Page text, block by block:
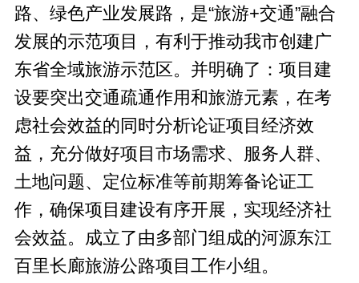
路、绿色产业发展路，是“旅游+交通”融合
发展的示范项目，有利于推动我市创建广
东省全域旅游示范区。并明确了：项目建
设要突出交通疏通作用和旅游元素，在考
虑社会效益的同时分析论证项目经济效
益，充分做好项目市场需求、服务人群、
土地问题、定位标准等前期筹备论证工
作，确保项目建设有序开展，实现经济社
会效益。成立了由多部门组成的河源东江
百里长廊旅游公路项目工作小组。